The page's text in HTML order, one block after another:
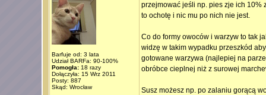
Barfuje od: 3 lata
Udział BARFa: 90-100%
Pomogła:18 razy
Dołączyła: 15 Wrz 2011
Posty: 887
Skąd: Wrocław
przejmować jeśli np. pies zje ich 10%
to ochotę i nic mu po nich nie jest.
Co do formy owoców i warzyw to tak
widzę w takim wypadku przeszkód
gotowane warzywa (najlepiej na
obróbce cieplnej niż z surowej
Susz możesz np. po zalaniu gorącą